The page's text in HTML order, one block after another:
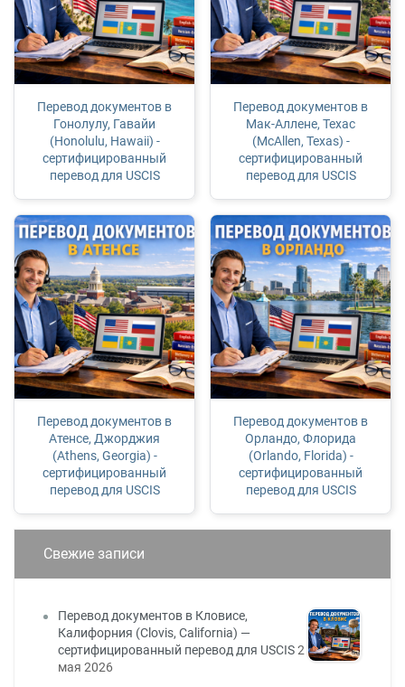
Перевод документов в
Гонолулу, Гавайи
(Honolulu, Hawaii) -
сертифицированный
перевод для USCIS
Перевод документов в
Мак-Аллене, Техас
(McAllen, Texas) -
сертифицированный
перевод для USCIS
Перевод документов в
Атенсе, Джорджия
(Athens, Georgia) -
сертифицированный
перевод для USCIS
Перевод документов в
Орландо, Флорида
(Orlando, Florida) -
сертифицированный
перевод для USCIS
Свежие записи
Перевод документов в Кловисе,
Калифорния (Clovis, California) —
сертифицированный перевод для USCIS2
мая 2026